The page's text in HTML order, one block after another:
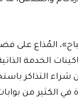
المُذاع على
الخدمة
شراء التذاكر
في الكثير من